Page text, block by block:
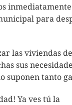
para
las viviendas
sus
suponen tanto
Ya ves tú la